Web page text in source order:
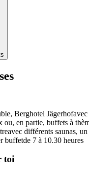
Berghotel Jägerhof
ou, en partie, buffets à
avec différents saunas,
buffetde 7 à 10.30 heures
toi